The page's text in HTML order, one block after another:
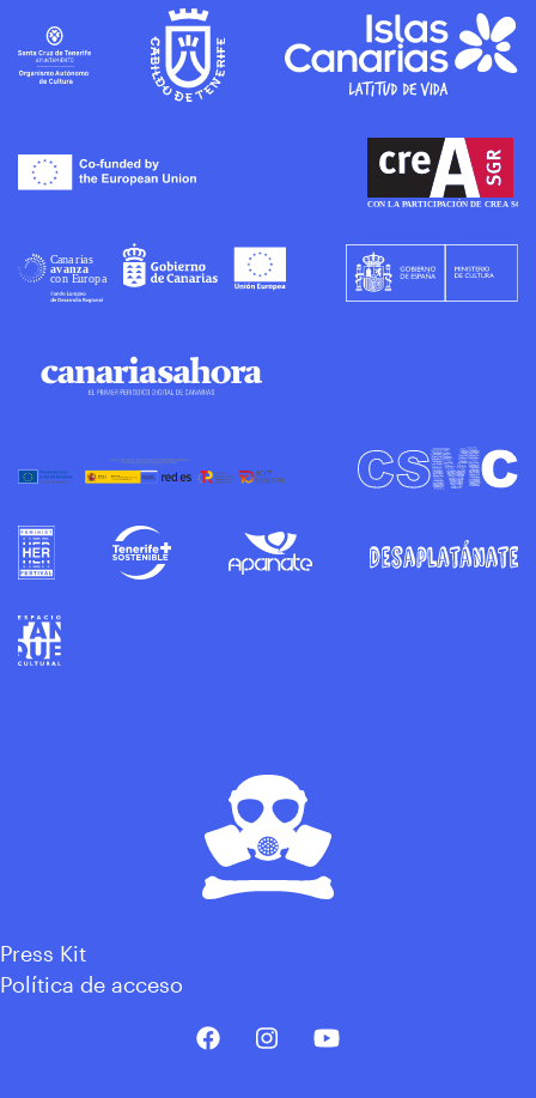
Press Kit
Política de acceso